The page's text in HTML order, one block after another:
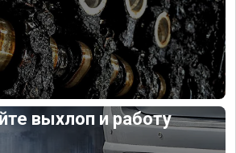
выхлоп и работу